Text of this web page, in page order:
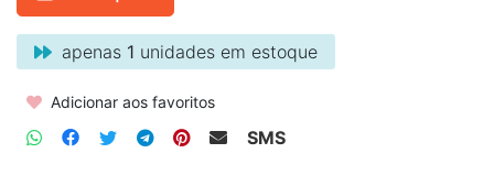
apenas 1 unidades em estoque
Adicionar aos favoritos
SMS